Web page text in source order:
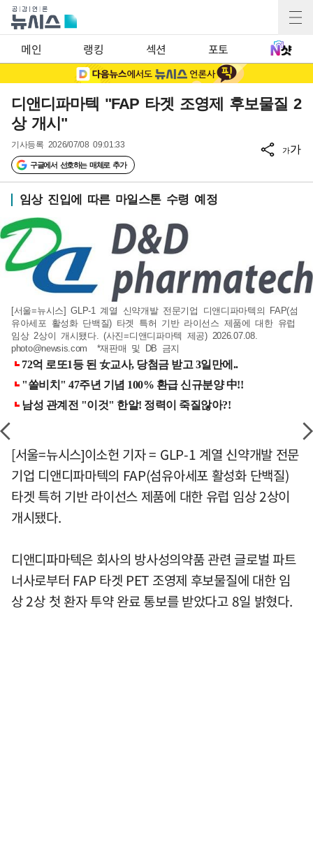
메인 랭킹 섹션 포토
디앤디파마텍 "FAP 타겟 조영제 후보물질 2
상 개시"
기사등록 2026/07/08 09:01:33
구글에서 선호하는 매체로 추가
가가
임상 진입에 따른 마일스톤 수령 예정
[서울=뉴시스] GLP-1 계열 신약개발 전문기업 디앤디파마텍의 FAP(섬
유아세포 활성화 단백질) 타겟 특허 기반 라이선스 제품에 대한 유럽
임상 2상이 개시됐다. (사진=디앤디파마텍 제공) 2026.07.08.
photo@newsis.com *재판매 및 DB 금지
[서울=뉴시스]이소헌 기자 = GLP-1 계열 신약개발 전문
기업 디앤디파마텍의 FAP(섬유아세포 활성화 단백질)
타겟 특허 기반 라이선스 제품에 대한 유럽 임상 2상이
개시됐다.
디앤디파마텍은 회사의 방사성의약품 관련 글로벌 파트
너사로부터 FAP 타겟 PET 조영제 후보물질에 대한 임
상 2상 첫 환자 투약 완료 통보를 받았다고 8일 밝혔다.